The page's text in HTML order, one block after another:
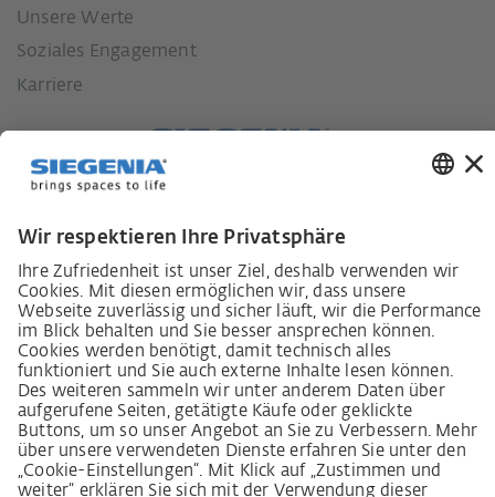
Unsere Werte
Soziales Engagement
Karriere
Lieferkettensorgfaltspflichtengesetz
Lieferantenkodex
LkSG-Merkblatt für Lieferanten
Grundsatzerklärung Menschenrechtsstrategie
Beschwerdeverfahren